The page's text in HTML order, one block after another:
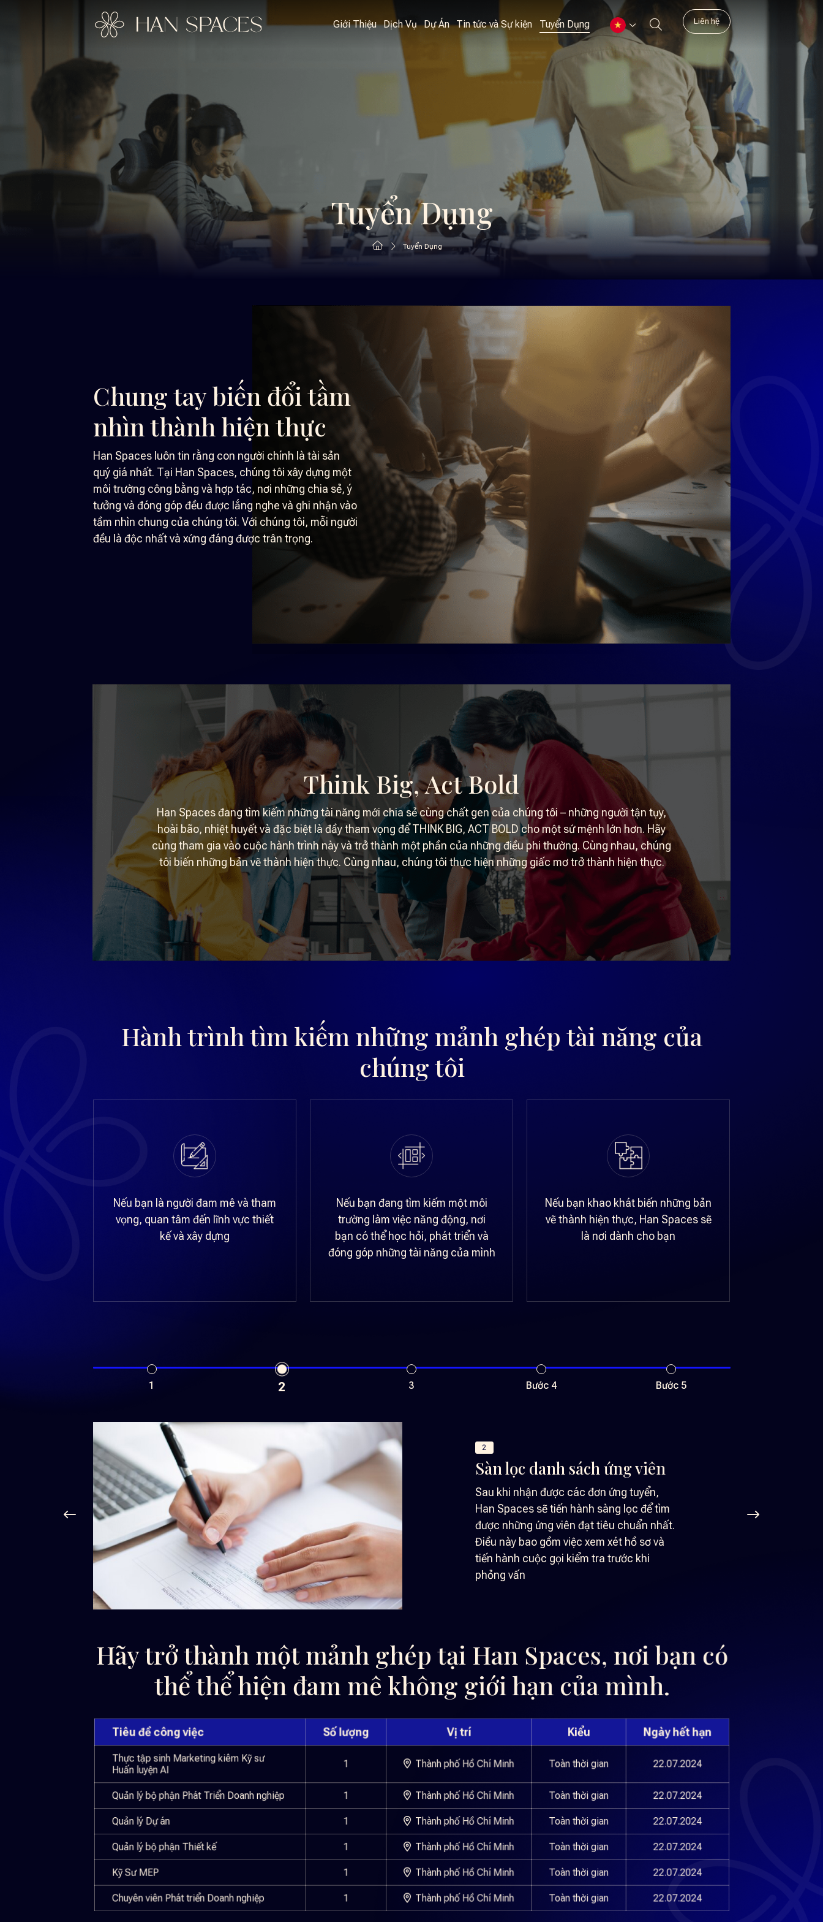
Giới Thiệu Dịch Vụ Dự Án Tin tức và Sự kiện Tuyển Dụng Liên hệ
Tuyển Dụng
Tuyển Dụng
Chung tay biến đổi tầm
nhìn thành hiện thực
Han Spaces luôn tin rằng con người chính là tài sản
quý giá nhất. Tại Han Spaces, chúng tôi xây dựng một
môi trường công bằng và hợp tác, nơi những chia sẻ, ý
tưởng và đóng góp đều được lắng nghe và ghi nhận vào
tầm nhìn chung của chúng tôi. Với chúng tôi, mỗi người
đều là độc nhất và xứng đáng được trân trọng.
Think Big, Act Bold
Han Spaces đang tìm kiếm những tài năng mới chia sẻ cùng chất gen của chúng tôi – những người tận tụy,
hoài bão, nhiệt huyết và đặc biệt là đầy tham vọng để THINK BIG, ACT BOLD cho một sứ mệnh lớn hơn. Hãy
cùng tham gia vào cuộc hành trình này và trở thành một phần của những điều phi thường. Cùng nhau, chúng
tôi biến những bản vẽ thành hiện thực. Cùng nhau, chúng tôi thực hiện những giấc mơ trở thành hiện thực.
Hành trình tìm kiếm những mảnh ghép tài năng của
chúng tôi
Nếu bạn là người đam mê và tham
vọng, quan tâm đến lĩnh vực thiết
kế và xây dựng
Nếu bạn đang tìm kiếm một môi
trường làm việc năng động, nơi
bạn có thể học hỏi, phát triển và
đóng góp những tài năng của mình
Nếu bạn khao khát biến những bản
vẽ thành hiện thực, Han Spaces sẽ
là nơi dành cho bạn
1 2 3 Bước 4 Bước 5
Phỏng vấn
Trong bước này, bộ phận nhân sự của
chúng tôi sẽ tiến hành phỏng vấn trực
tiếp hoặc qua hệ thống video hội nghị để
đánh giá kỹ năng, kinh nghiệm và tính
cách của từng ứng viên.
Hãy trở thành một mảnh ghép tại Han Spaces, nơi bạn có
thể thể hiện đam mê không giới hạn của mình.
Tiêu đề công việc Số lượng Vị trí Kiểu Ngày hết hạn
Thực tập sinh Marketing kiêm Kỹ sư
Huấn luyện AI
1 Thành phố Hồ Chí Minh Toàn thời gian 22.07.2024
Quản lý bộ phận Phát Triển Doanh nghiệp 1 Thành phố Hồ Chí Minh Toàn thời gian 22.07.2024
Quản lý Dự án 1 Thành phố Hồ Chí Minh Toàn thời gian 22.07.2024
Quản lý bộ phận Thiết kế 1 Thành phố Hồ Chí Minh Toàn thời gian 22.07.2024
Kỹ Sư MEP 1 Thành phố Hồ Chí Minh Toàn thời gian 22.07.2024
Chuyên viên Phát triển Doanh nghiệp 1 Thành phố Hồ Chí Minh Toàn thời gian 22.07.2024